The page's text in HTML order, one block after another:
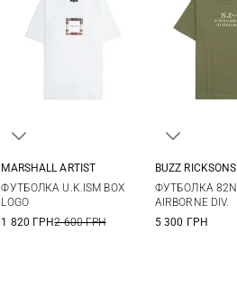
XL
MARSHALL ARTIST
ФУТБОЛКА U.K.ISM BOX
LOGO
1 820 ГРН2 600 ГРН
BUZZ RICKSONS
ФУТБОЛКА
AIRBORNE DIV.
5 300 ГРН